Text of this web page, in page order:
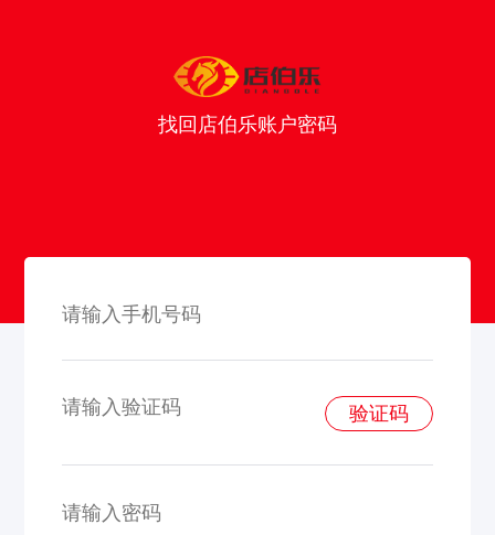
找回店伯乐账户密码
验证码